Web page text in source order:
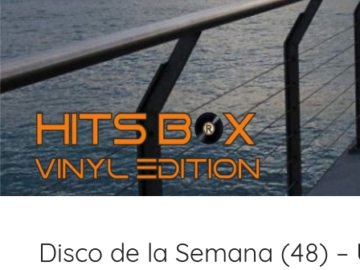
Disco de la Semana (48) –